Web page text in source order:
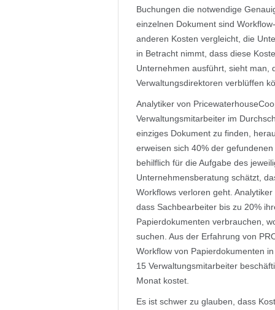
Buchungen die notwendige
einzelnen Dokument sind
anderen Kosten vergleicht, die
in Betracht nimmt, dass diese
Unternehmen ausführt, sieht man,
Verwaltungsdirektoren verblüffen
Analytiker von
Verwaltungsmitarbeiter im
einziges Dokument zu finden,
erweisen sich 40% der
behilflich für die Aufgabe des
Unternehmensberatung schätzt,
Workflows verloren geht.
dass Sachbearbeiter bis zu 20%
Papierdokumenten verbrauchen,
suchen. Aus der Erfahrung von
Workflow von Papierdokumenten
15 Verwaltungsmitarbeiter
Monat kostet.
Es ist schwer zu glauben, dass